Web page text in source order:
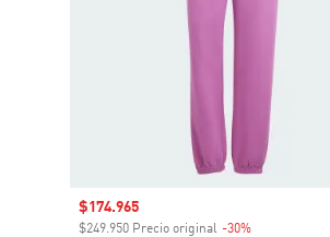
Precio de venta
$174.965
$249.950 Precio original -30%